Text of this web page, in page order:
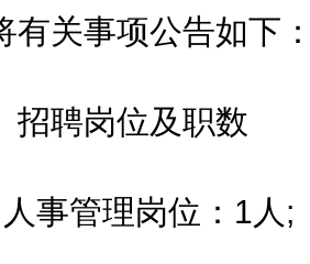
关事项公告如下
聘岗位及职数
管理岗位：1人;